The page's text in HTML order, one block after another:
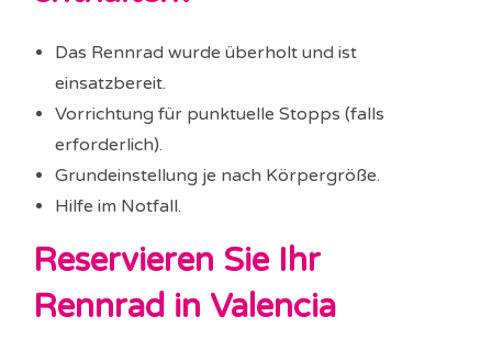
Das Rennrad wurde überholt und ist
einsatzbereit.
Vorrichtung für punktuelle Stopps (falls
erforderlich).
Grundeinstellung je nach Körpergröße.
Hilfe im Notfall.
Reservieren Sie Ihr
Rennrad in Valencia